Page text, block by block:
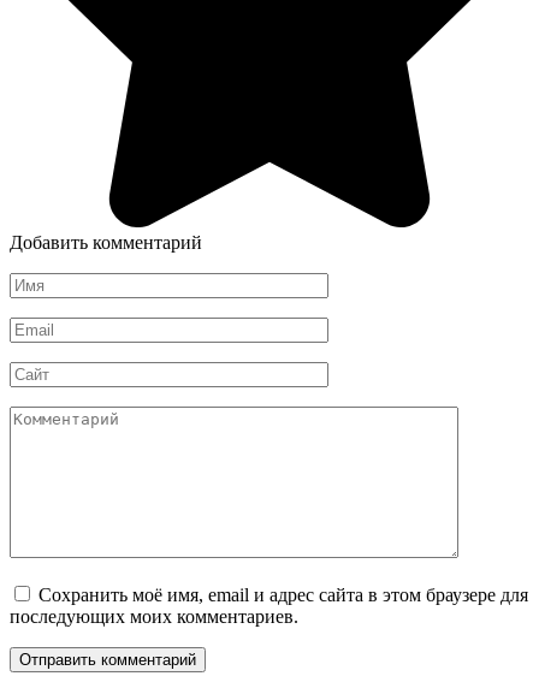
Добавить комментарий
Имя
*
Email
*
Сайт
Комментарий
Сохранить моё имя, email и адрес сайта в этом браузере для
последующих моих комментариев.